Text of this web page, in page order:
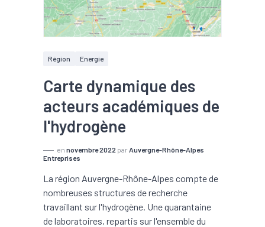
Région Energie
Carte dynamique des
acteurs académiques de
l'hydrogène
en novembre 2022 par Auvergne-Rhône-Alpes
Entreprises
La région Auvergne-Rhône-Alpes compte de
nombreuses structures de recherche
travaillant sur l'hydrogène. Une quarantaine
de laboratoires, repartis sur l'ensemble du